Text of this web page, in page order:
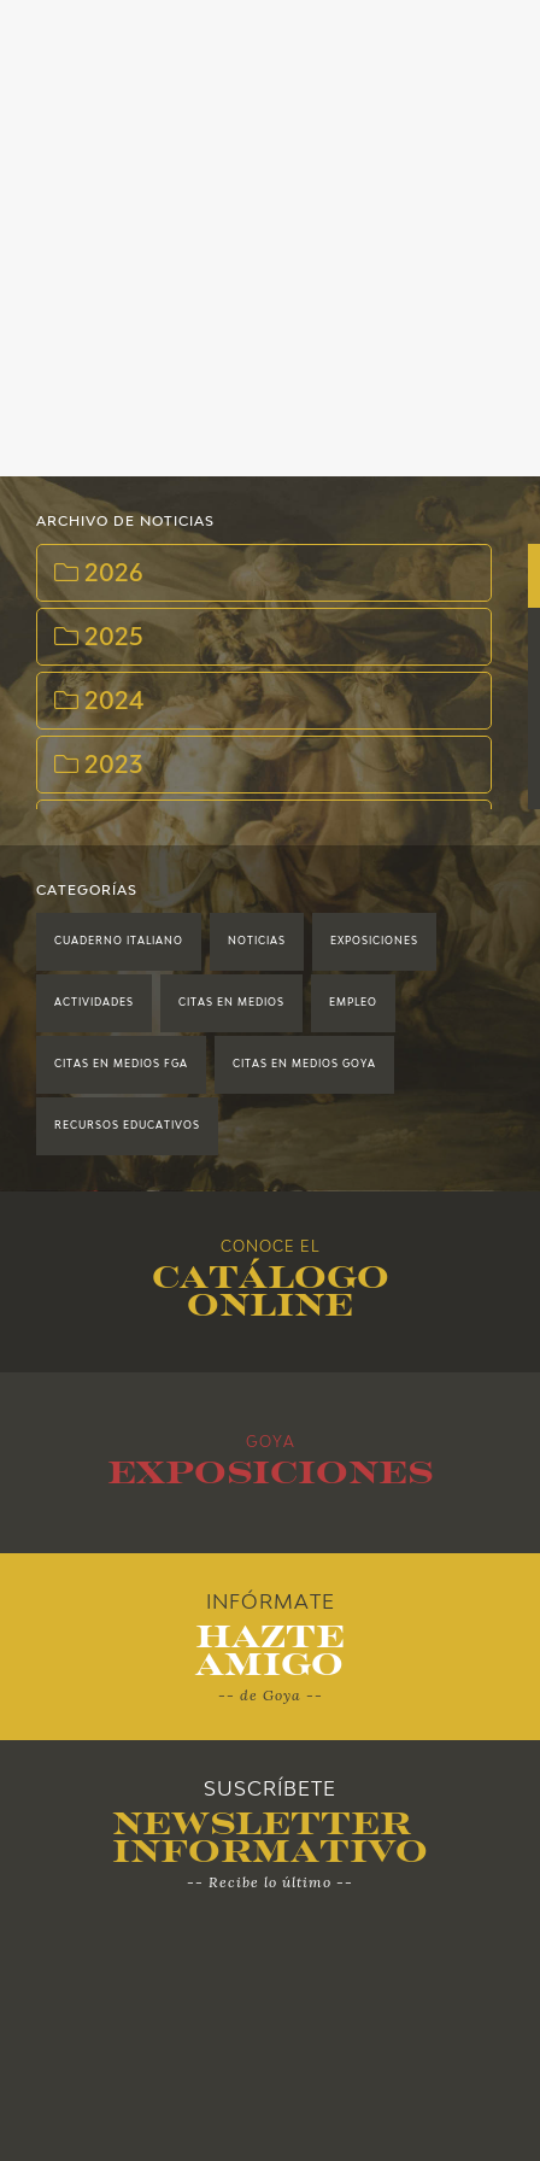
ARCHIVO DE NOTICIAS
2026
2025
2024
2023
2022
2021
2017
2012
CATEGORÍAS
CUADERNO ITALIANO NOTICIAS EXPOSICIONES
ACTIVIDADES CITAS EN MEDIOS EMPLEO
CITAS EN MEDIOS FGA CITAS EN MEDIOS GOYA
RECURSOS EDUCATIVOS
CONOCE EL
Catálogo
online
GOYA
Exposiciones
INFÓRMATE
Hazte
Amigo
-- de Goya --
SUSCRÍBETE
Newsletter
Informativo
-- Recibe lo último --